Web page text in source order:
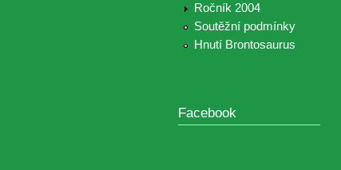
Ročník 2004
Soutěžní podmínky
Hnutí Brontosaurus
Facebook